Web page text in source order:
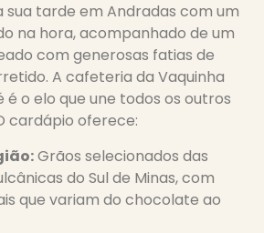
sua tarde em Andradas com um
na hora, acompanhado de um
com generosas fatias de
A cafeteria da Vaquinha
o elo que une todos os outros
cardápio oferece:
Grãos selecionados das
do Sul de Minas, com
que variam do chocolate ao